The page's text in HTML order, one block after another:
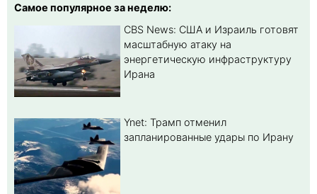
Самое популярное за неделю:
CBS News: США и Израиль готовят
масштабную атаку на
энергетическую инфраструктуру
Ирана
Ynet: Трамп отменил
запланированные удары по Ирану